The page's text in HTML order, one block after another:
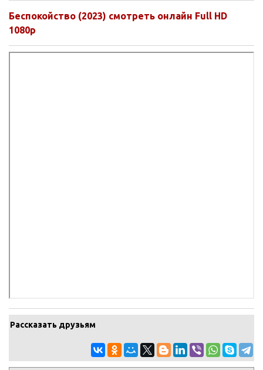
Беспокойство (2023) смотреть онлайн Full HD
1080p
Рассказать друзьям